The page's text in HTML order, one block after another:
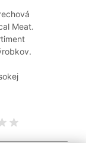
Meat.